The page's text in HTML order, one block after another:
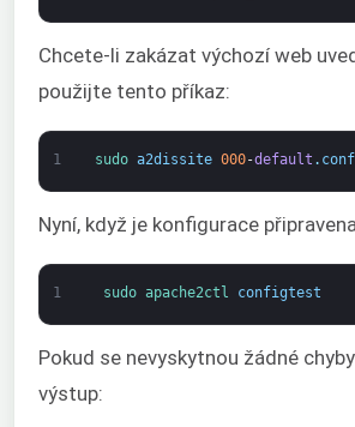
Chcete-li zakázat výchozí web
použijte tento příkaz:
1 sudo a2dissite 000-default . conf
Nyní, když je konfigurace
1 sudo apache2ctl configtest
Pokud se nevyskytnou žádné
výstup: